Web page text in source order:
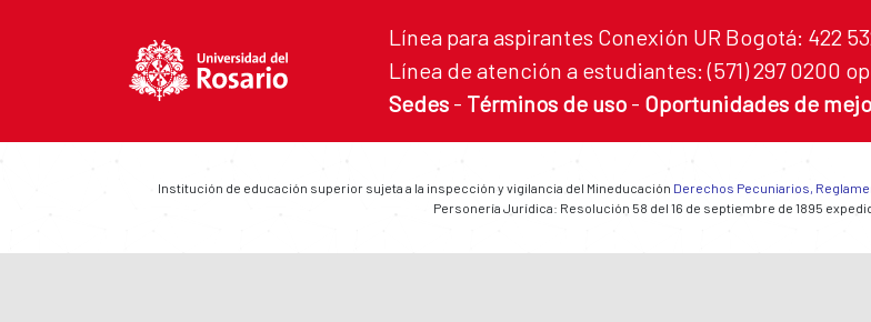
Línea para aspirantes Conexión UR Bogotá: 422
Línea de atención a estudiantes: (571) 297 0200
Sedes - Términos de uso - Oportunidades de
Institución de educación superior sujeta a la inspección y vigilancia del Mineducación Derechos Pecuniarios,
Personería Jurídica: Resolución 58 del 16 de septiembre de 1895